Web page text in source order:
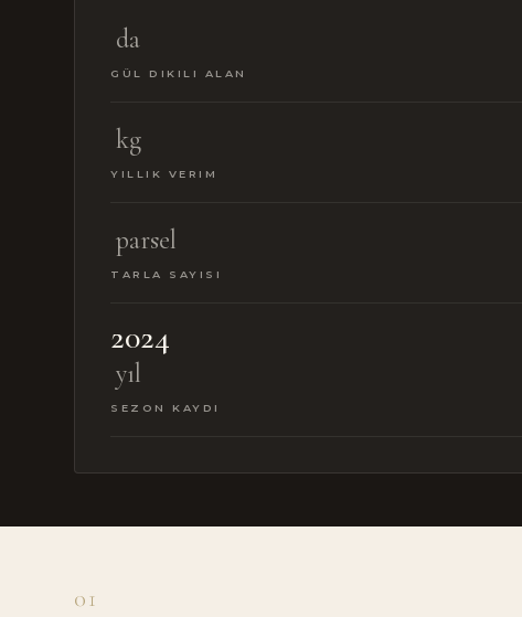
da
GÜL DIKILI ALAN
kg
YILLIK VERIM
parsel
TARLA SAYISI
2024
yıl
SEZON KAYDI
01